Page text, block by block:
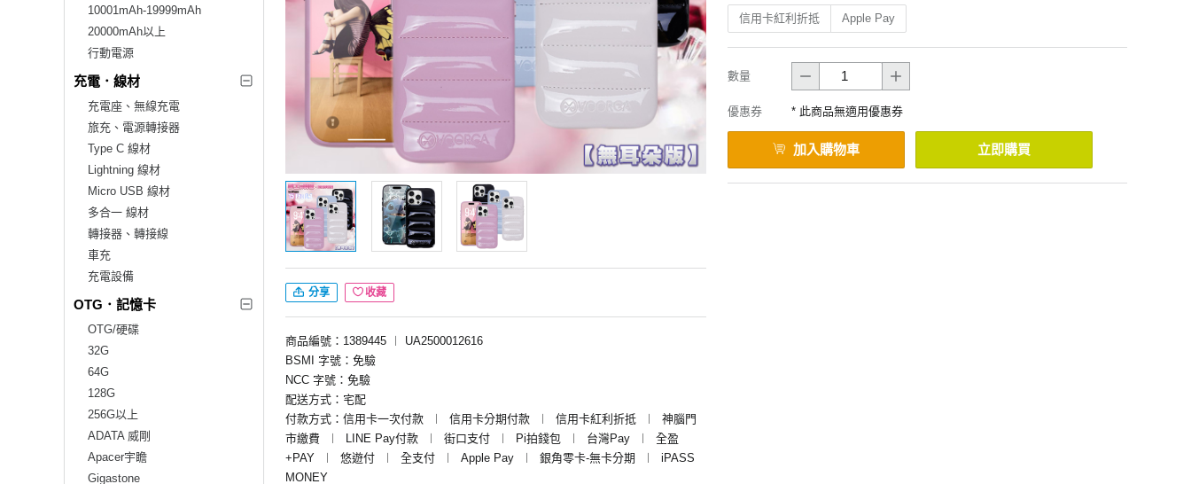
10001mAh-19999mAh
20000mAh以上
行動電源
充電．線材
充電座、無線充電
旅充、電源轉接器
Type C 線材
Lightning 線材
Micro USB 線材
多合一 線材
轉接器、轉接線
車充
充電設備
OTG．記憶卡
OTG/硬碟
32G
64G
128G
256G以上
ADATA 威剛
Apacer宇瞻
Gigastone
分享 收藏
商品編號：1389445 ︱
UA2500012616
BSMI 字號：免驗
NCC 字號：免驗
配送方式：宅配
付款方式：信用卡一次付款
︱ 信用卡分期付款 ︱ 信用卡紅利折抵 ︱
神腦門
市繳費
︱ LINE Pay付款 ︱ 街口支付 ︱ Pi拍錢包 ︱ 台灣Pay ︱
全盈
+PAY
︱ 悠遊付 ︱ 全支付 ︱ Apple Pay ︱ 銀角零卡-無卡分期 ︱
iPASS
MONEY
信用卡紅利折抵 Apple Pay
數量
優惠券 * 此商品無適用優惠券
加入購物車 立即購買